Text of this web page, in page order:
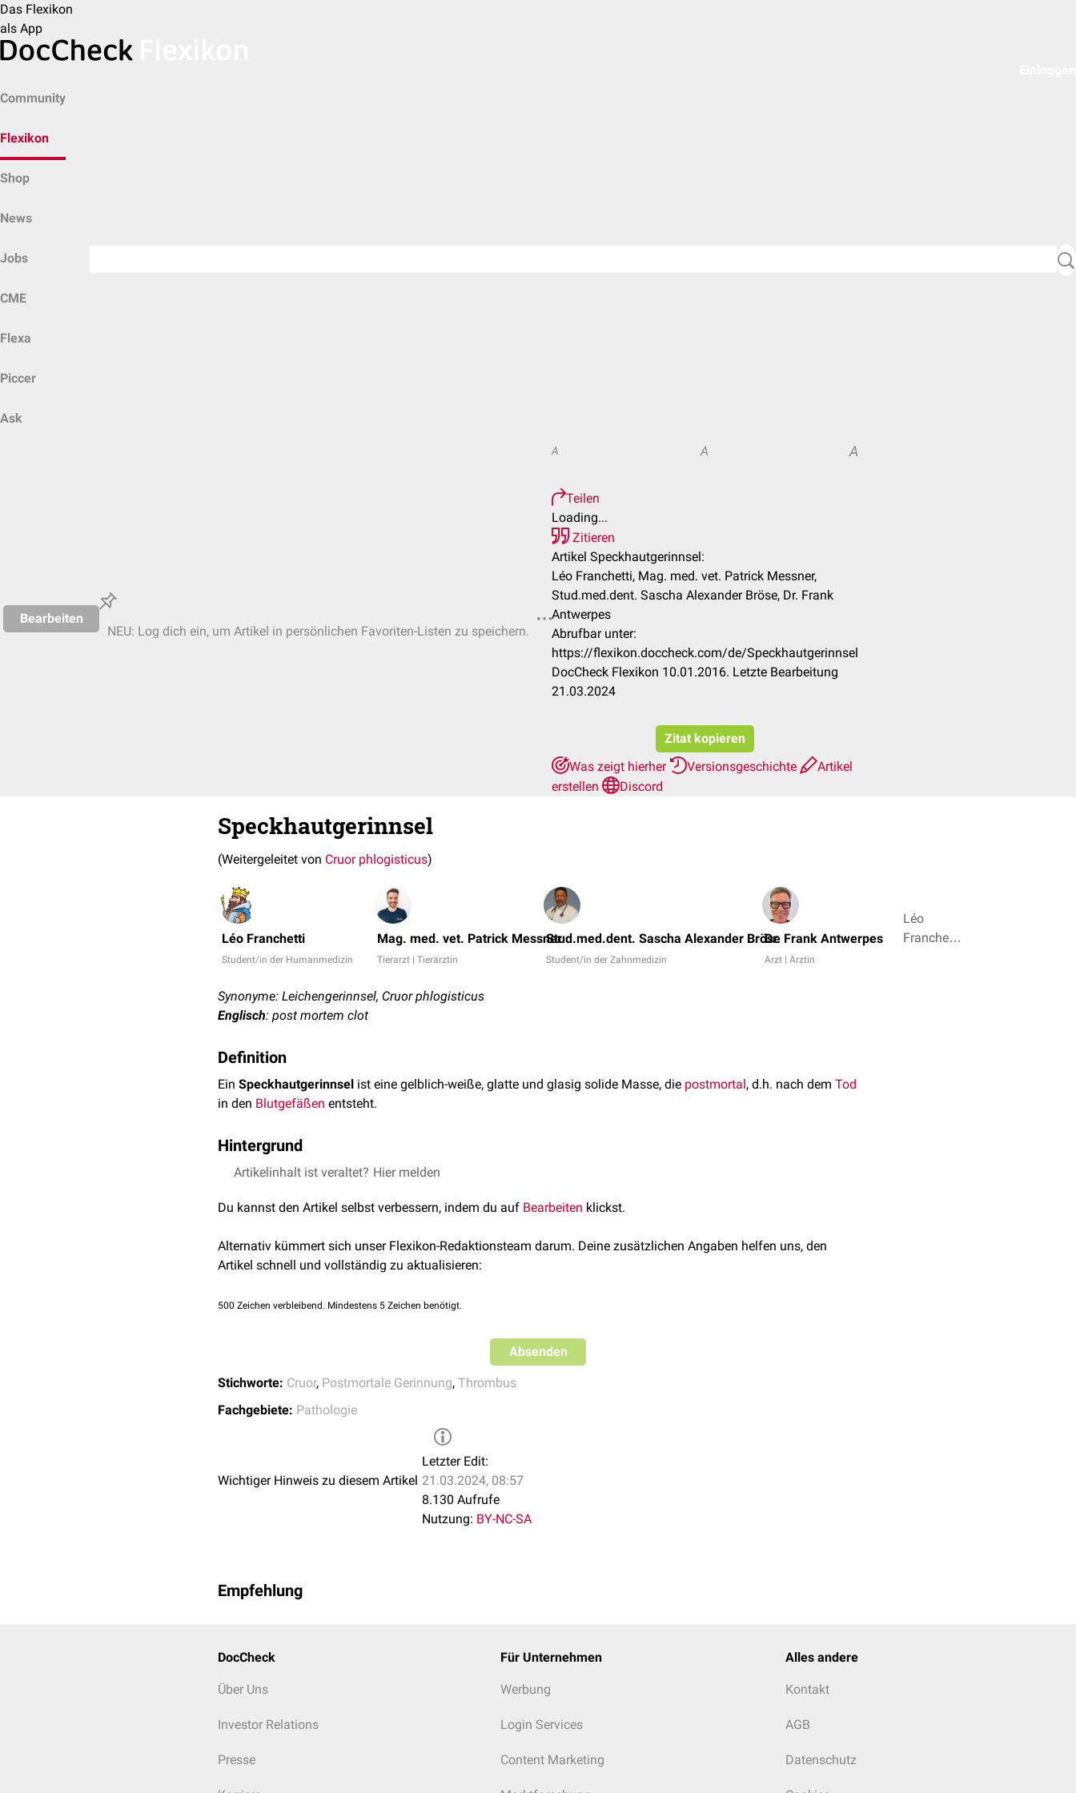
Das Flexikon
als App
Community
Flexikon
Shop
News
Jobs
CME
Flexa
Piccer
Ask
Bearbeiten
NEU: Log dich ein, um Artikel in persönlichen Favoriten-Listen zu speichern.
A A A
Teilen
Loading...
Zitieren
Artikel Speckhautgerinnsel:
Léo Franchetti, Mag. med. vet. Patrick Messner,
Stud.med.dent. Sascha Alexander Bröse, Dr. Frank
Antwerpes
Abrufbar unter:
https://flexikon.doccheck.com/de/Speckhautgerinnsel
DocCheck Flexikon 10.01.2016. Letzte Bearbeitung
21.03.2024
Zitat kopieren
Was zeigt hierher
Versionsgeschichte
Artikel
erstellen
Discord
Speckhautgerinnsel
(Weitergeleitet von Cruor phlogisticus)
Léo Franchetti
Student/in der Humanmedizin
Mag. med. vet. Patrick Messner
Tierarzt | Tierärztin
Stud.med.dent. Sascha Alexander Bröse
Student/in der Zahnmedizin
Dr. Frank Antwerpes
Arzt | Ärztin
Léo
Franchetti,
Synonyme: Leichengerinnsel, Cruor phlogisticus
Englisch: post mortem clot
Definition
Ein Speckhautgerinnsel ist eine gelblich-weiße, glatte und glasig solide Masse, die postmortal, d.h. nach dem Tod
in den Blutgefäßen entsteht.
Hintergrund
Das Speckhautgerinnsel besteht vorwiegend aus
Speckhautgerinnsel haften der Gefäßwand nicht an und sind meist elastischer als die häufig eher matten,
siehe auch:Cruor, Thrombus
Artikelinhalt ist veraltet? Hier melden
Du kannst den Artikel selbst verbessern, indem du auf Bearbeiten klickst.
Alternativ kümmert sich unser Flexikon-Redaktionsteam darum. Deine zusätzlichen Angaben helfen uns, den
Artikel schnell und vollständig zu aktualisieren:
500 Zeichen verbleibend. Mindestens 5 Zeichen benötigt.
Absenden
Stichworte: Cruor, Postmortale Gerinnung, Thrombus
Fachgebiete: Pathologie
Wichtiger Hinweis zu diesem Artikel
Letzter Edit:
21.03.2024, 08:57
8.130 Aufrufe
Nutzung: BY-NC-SA
Empfehlung
DocCheck
Über Uns
Investor Relations
Presse
Für Unternehmen
Werbung
Login Services
Content Marketing
Alles andere
Kontakt
AGB
Datenschutz